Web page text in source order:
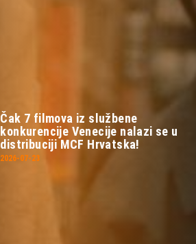
Čak 7 filmova iz službene
konkurencije Venecije nalazi se u
distribuciji MCF Hrvatska!
2026-07-23